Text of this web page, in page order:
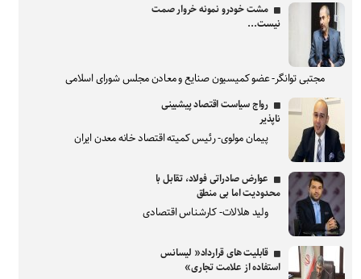
مشت خودرو نمونه خروار صمت
نیست...
مجتبی توانگر- عضو کمیسیون صنایع و معادن مجلس شورای اسلامی
رواج سیاست اقتصاد پیشبینی
ناپذیر
پیمان مولوی- رئیس کمیته اقتصاد خانه معدن ایران
عوارض صادراتی فولاد، تقابل با
محدودیت اما بی منطق
ولید هلالات- کارشناس اقتصادی
قابلیت های قرارداد« لیسانس
استفاده از علامت تجاری»